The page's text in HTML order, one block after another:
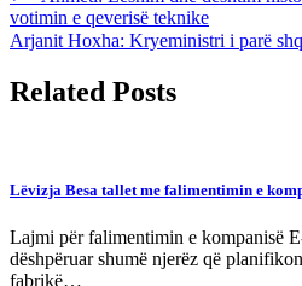
navigation
votimin e qeverisë teknike
Arjanit Hoxha: Kryeministri i parë
Related Posts
Lëvizja Besa tallet me falimentimin e
Lajmi për falimentimin e kompanisë
dëshpëruar shumë njerëz që
fabrikë…